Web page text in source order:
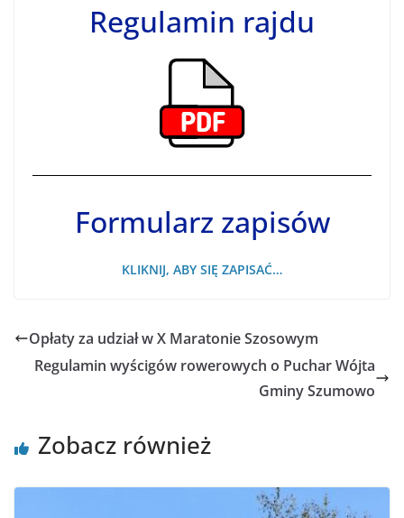
Regulamin rajdu
Formularz zapisów
KLIKNIJ, ABY SIĘ ZAPISAĆ…
Opłaty za udział w X Maratonie Szosowym
Regulamin wyścigów rowerowych o Puchar Wójta
Gminy Szumowo
Zobacz również